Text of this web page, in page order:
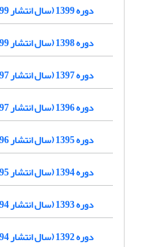
دوره 1399 (سال انتشار 1399)
دوره 1398 (سال انتشار 1399)
دوره 1397 (سال انتشار 1397)
دوره 1396 (سال انتشار 1397)
دوره 1395 (سال انتشار 1396)
دوره 1394 (سال انتشار 1395)
دوره 1393 (سال انتشار 1394)
دوره 1392 (سال انتشار 1394)